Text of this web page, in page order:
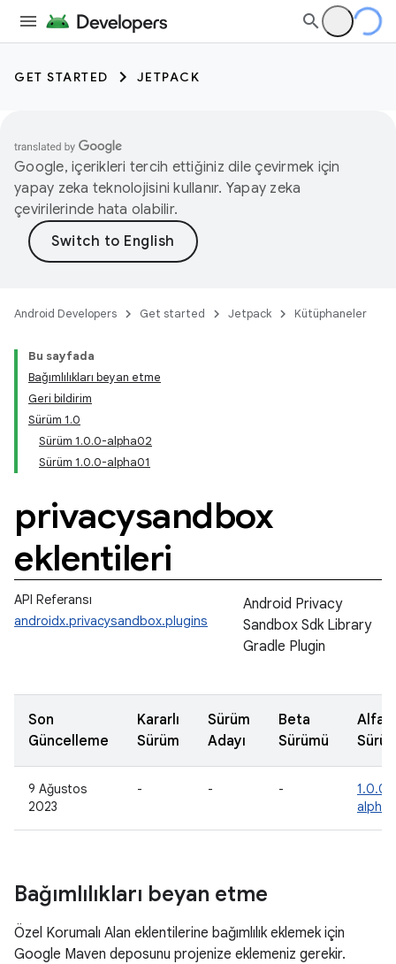
GET STARTED JETPACK
Google, içerikleri tercih ettiğiniz dile çevirmek için
yapay zeka teknolojisini kullanır. Yapay zeka
çevirilerinde hata olabilir.
Android Developers Get started Jetpack Kütüphaneler
Bu sayfada
Bağımlılıkları beyan etme
Geri bildirim
Sürüm 1.0
Sürüm 1.0.0-alpha02
Sürüm 1.0.0-alpha01
privacysandbox
eklentileri
API Referansı
androidx.privacysandbox.plugins
Android Privacy
Sandbox Sdk Library
Gradle Plugin
Son
Güncelleme
Kararlı
Sürüm
Sürüm
Adayı
Beta
Sürümü
Alfa
9 Ağustos
2023
- - -
1.0.0-
Bağımlılıkları beyan etme
Özel Korumalı Alan eklentilerine bağımlılık eklemek için
Google Maven deposunu projenize eklemeniz gerekir.